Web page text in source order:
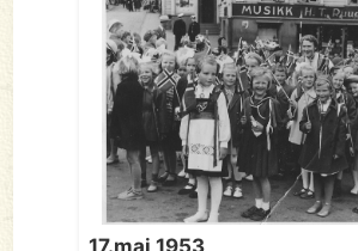
17.mai 1953